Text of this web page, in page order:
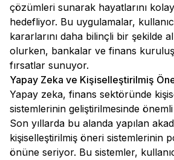
çözümleri sunarak hayatlarını
hedefliyor. Bu uygulamalar,
kararlarını daha bilinçli bir şekilde
olurken, bankalar ve finans
fırsatlar sunuyor.
Yapay Zeka ve Kişiselleştirilmiş
Yapay zeka, finans sektöründe
sistemlerinin geliştirilmesinde
Son yıllarda bu alanda yapılan
kişiselleştirilmiş öneri sistemlerinin
önüne seriyor. Bu sistemler,